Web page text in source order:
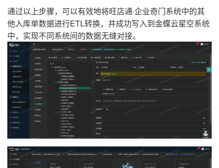
通过以上步骤，可以有效地将旺店通·企业奇门系统中的其
他入库单数据进行ETL转换，并成功写入到金蝶云星空系统
中，实现不同系统间的数据无缝对接。